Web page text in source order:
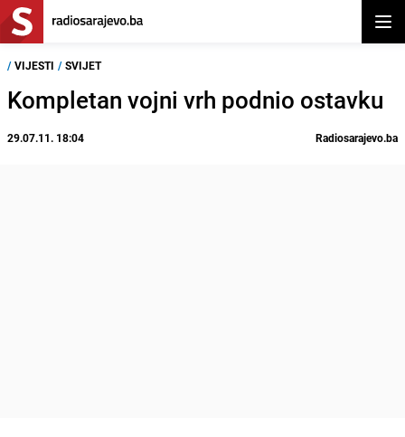
/ VIJESTI / SVIJET
Kompletan vojni vrh podnio ostavku
29.07.11. 18:04 Radiosarajevo.ba